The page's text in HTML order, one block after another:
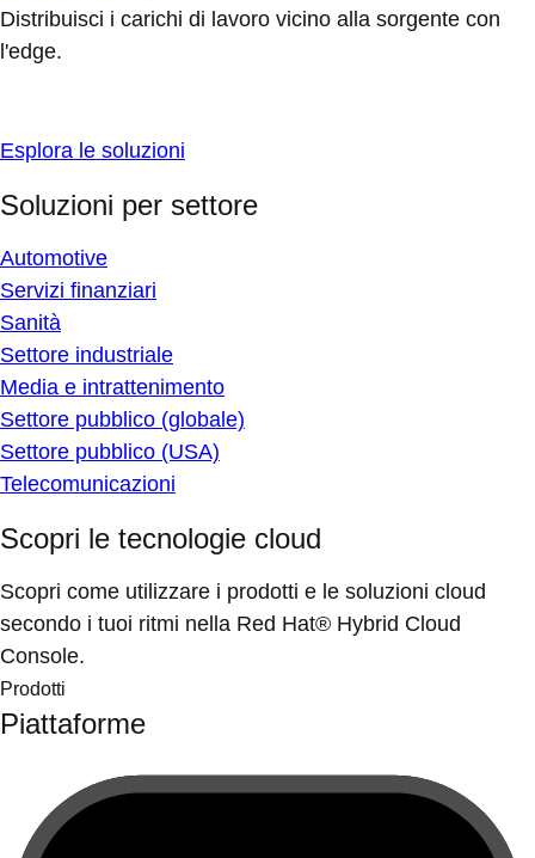
Distribuisci i carichi di lavoro vicino alla sorgente con
l'edge.
Esplora le soluzioni
Soluzioni per settore
Automotive
Servizi finanziari
Sanità
Settore industriale
Media e intrattenimento
Settore pubblico (globale)
Settore pubblico (USA)
Telecomunicazioni
Scopri le tecnologie cloud
Scopri come utilizzare i prodotti e le soluzioni cloud
secondo i tuoi ritmi nella Red Hat® Hybrid Cloud
Console.
Prodotti
Piattaforme